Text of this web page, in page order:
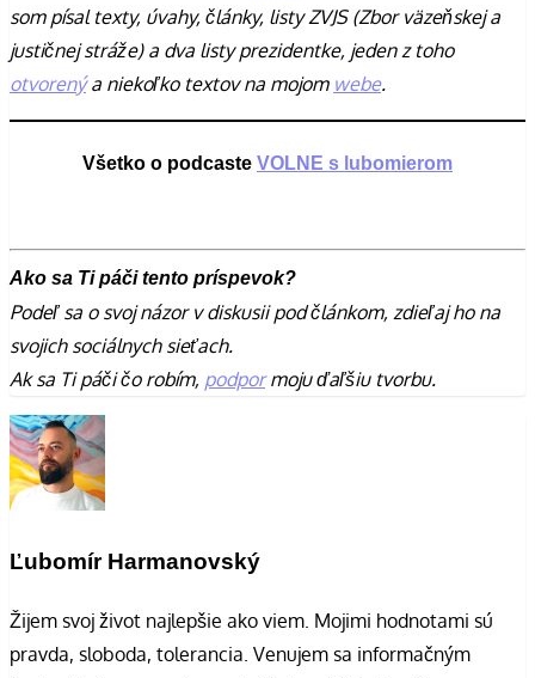
som písal texty, úvahy, články, listy ZVJS (Zbor väzeňskej a
justičnej stráže) a dva listy prezidentke, jeden z toho
otvorenýa niekoľko textov na mojom webe.
Všetko o podcaste VOLNE s lubomierom
Ako sa Ti páči tento príspevok?
Podeľ sa o svoj názor v diskusii pod článkom, zdieľaj ho na
svojich sociálnych sieťach.
Ak sa Ti páči čo robím, podpormoju ďaľšiu tvorbu.
Ľubomír Harmanovský
Žijem svoj život najlepšie ako viem. Mojimi hodnotami sú
pravda, sloboda, tolerancia. Venujem sa informačným